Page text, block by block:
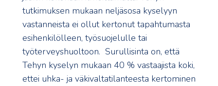
tutkimuksen mukaan neljäsosa kyselyyn
vastanneista ei ollut kertonut tapahtumasta
esihenkilölleen, työsuojelulle tai
työterveyshuoltoon. Surullisinta on, että
Tehyn kyselyn mukaan 40 % vastaajista koki,
ettei uhka- ja väkivaltatilanteesta kertominen